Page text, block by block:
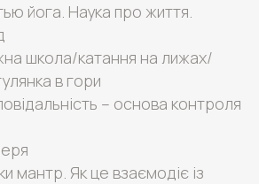
йога. Наука про життя.
школа/катання на лижах/
в гори
– основа контроля
мантр. Як це взаємодіє із